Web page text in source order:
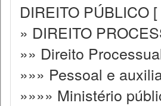
DIREITO PÚBLICO [
» DIREITO
»» Direito
»»» Pessoal e
»»»» Ministério